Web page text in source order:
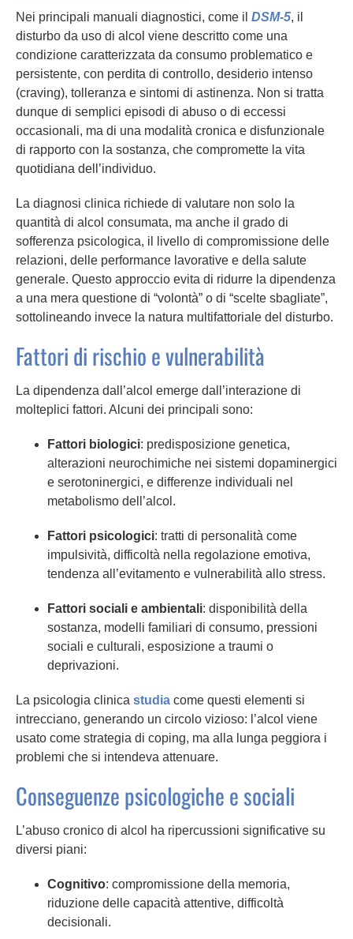
Nei principali manuali diagnostici, come il DSM-5, il
disturbo da uso di alcol viene descritto come una
condizione caratterizzata da consumo problematico e
persistente, con perdita di controllo, desiderio intenso
(craving), tolleranza e sintomi di astinenza. Non si tratta
dunque di semplici episodi di abuso o di eccessi
occasionali, ma di una modalità cronica e disfunzionale
di rapporto con la sostanza, che compromette la vita
quotidiana dell’individuo.
La diagnosi clinica richiede di valutare non solo la
quantità di alcol consumata, ma anche il grado di
sofferenza psicologica, il livello di compromissione delle
relazioni, delle performance lavorative e della salute
generale. Questo approccio evita di ridurre la dipendenza
a una mera questione di “volontà” o di “scelte sbagliate”,
sottolineando invece la natura multifattoriale del disturbo.
Fattori di rischio e vulnerabilità
La dipendenza dall’alcol emerge dall’interazione di
molteplici fattori. Alcuni dei principali sono:
Fattori biologici: predisposizione genetica,
alterazioni neurochimiche nei sistemi dopaminergici
e serotoninergici, e differenze individuali nel
metabolismo dell’alcol.
Fattori psicologici: tratti di personalità come
impulsività, difficoltà nella regolazione emotiva,
tendenza all’evitamento e vulnerabilità allo stress.
Fattori sociali e ambientali: disponibilità della
sostanza, modelli familiari di consumo, pressioni
sociali e culturali, esposizione a traumi o
deprivazioni.
La psicologia clinica studia come questi elementi si
intrecciano, generando un circolo vizioso: l’alcol viene
usato come strategia di coping, ma alla lunga peggiora i
problemi che si intendeva attenuare.
Conseguenze psicologiche e sociali
L’abuso cronico di alcol ha ripercussioni significative su
diversi piani:
Cognitivo: compromissione della memoria,
riduzione delle capacità attentive, difficoltà
decisionali.